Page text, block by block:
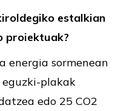
estalkian
proiektuak?
energia sormenean
plakak
edo 25 CO2